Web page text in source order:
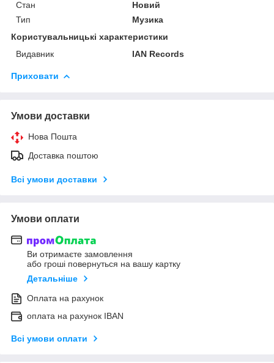
Стан
Новий
Тип
Музика
Користувальницькі характеристики
Видавник
IAN Records
Приховати
Умови доставки
Нова Пошта
Доставка поштою
Всі умови доставки
Умови оплати
Ви отримаєте замовлення
або гроші повернуться на вашу картку
Детальніше
Оплата на рахунок
оплата на рахунок IBAN
Всі умови оплати